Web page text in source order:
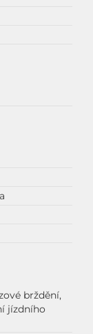
brždění,
jízdního